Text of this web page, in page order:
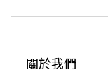
關於我們